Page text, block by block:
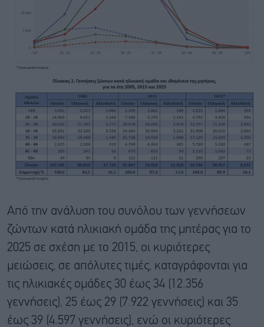
Από την ανάλυση του συνόλου των γεννήσεων
ζώντων κατά ηλικιακή ομάδα της μητέρας για το
2025 σε σχέση με το 2015, οι κυριότερες
μειώσεις, σε απόλυτες τιμές, καταγράφονται για
τις ηλικιακές ομάδες 30 έως 34 (12.356
γεννήσεις), 25 έως 29 (7.922 γεννήσεις) και 35
έως 39 (4.597 γεννήσεις), ενώ οι κυριότερες